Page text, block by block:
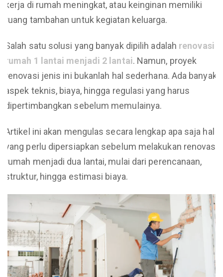
kerja di rumah meningkat, atau keinginan memiliki
ruang tambahan untuk kegiatan keluarga.
Salah satu solusi yang banyak dipilih adalah renovasi
rumah 1 lantai menjadi 2 lantai. Namun, proyek
renovasi jenis ini bukanlah hal sederhana. Ada banyak
aspek teknis, biaya, hingga regulasi yang harus
dipertimbangkan sebelum memulainya.
Artikel ini akan mengulas secara lengkap apa saja hal
yang perlu dipersiapkan sebelum melakukan renovasi
rumah menjadi dua lantai, mulai dari perencanaan,
struktur, hingga estimasi biaya.